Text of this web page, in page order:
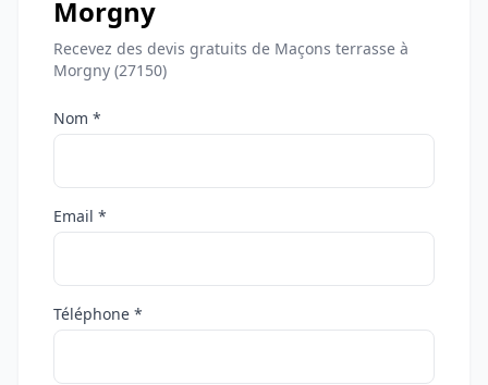
Morgny
Recevez des devis gratuits de Maçons terrasse à
Morgny (27150)
Nom *
Email *
Téléphone *